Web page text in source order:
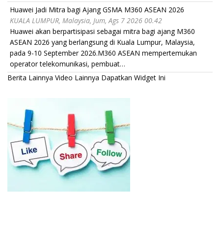
Huawei Jadi Mitra bagi Ajang GSMA M360 ASEAN 2026
KUALA LUMPUR, Malaysia, Jum, Ags 7 2026 00.42
Huawei akan berpartisipasi sebagai mitra bagi ajang M360
ASEAN 2026 yang berlangsung di Kuala Lumpur, Malaysia,
pada 9-10 September 2026.M360 ASEAN mempertemukan
operator telekomunikasi, pembuat…
Berita Lainnya Video Lainnya Dapatkan Widget Ini